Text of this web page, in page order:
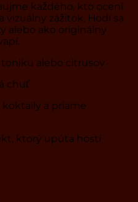
každého, kto ocení
vizuálny zážitok. Hodí sa
alebo ako originálny
alebo citrusov
chuť
koktaily a priame
ktorý upúta hostí